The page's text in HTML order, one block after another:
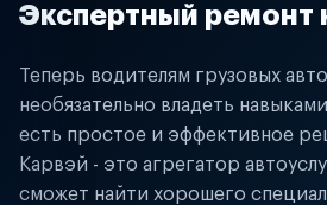
Экспертный ремонт
Теперь водителям грузовых
необязательно владеть
есть простое и эффективное
Карвэй - это агрегатор
сможет найти хорошего